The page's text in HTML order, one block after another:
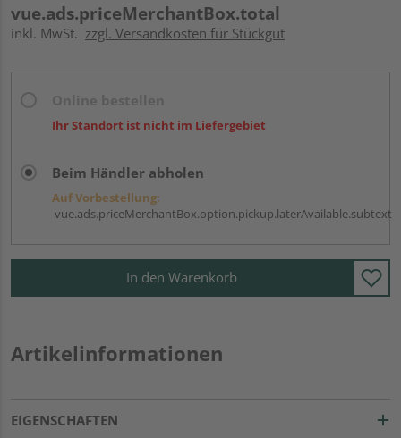
vue.ads.priceMerchantBox.total
inkl. MwSt. zzgl. Versandkosten für Stückgut
Ihr Standort ist nicht im Liefergebiet
Beim Händler abholen
Auf Vorbestellung:
vue.ads.priceMerchantBox.option.pickup.laterAvailable.subtext
In den Warenkorb
Artikelinformationen
EIGENSCHAFTEN